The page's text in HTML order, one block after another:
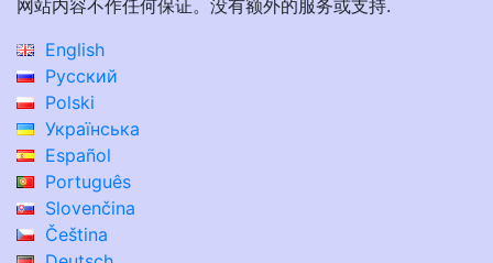
网站内容不作任何保证。没有额外的服务或支持.
English
Русский
Polski
Українська
Español
Português
Slovenčina
Čeština